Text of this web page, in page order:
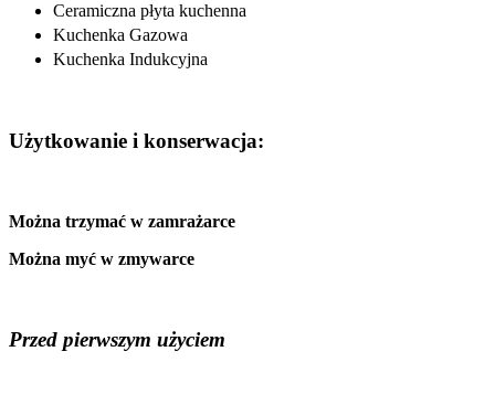
Ceramiczna płyta kuchenna
Kuchenka Gazowa
Kuchenka Indukcyjna
Użytkowanie i konserwacja:
Można trzymać w zamrażarce
Można myć w zmywarce
Przed pierwszym użyciem